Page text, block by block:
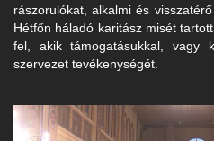
rászorulókat, alkalmi és
Hétfőn háladó karitász misét
fel, akik támogatásukkal, vagy
szervezet tevékenységét.